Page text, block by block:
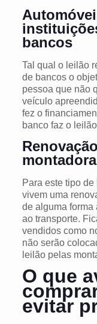
bancos
Tal qual o leilão
de bancos o
pessoa que não
veículo
fez o
banco faz o
Para este tipo
vivem uma
de alguma forma
ao transporte.
vendidos como
não serão
leilão pelas
O que
evitar